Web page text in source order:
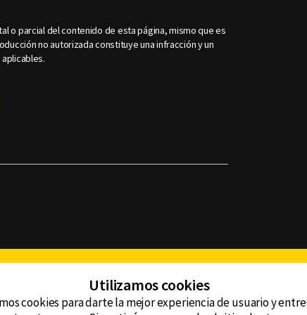
o parcial del contenido de esta página, mismo que es
no autorizada constituye una infracción y un
Utilizamos cookies
cookies para darte la mejor experiencia de usuario y